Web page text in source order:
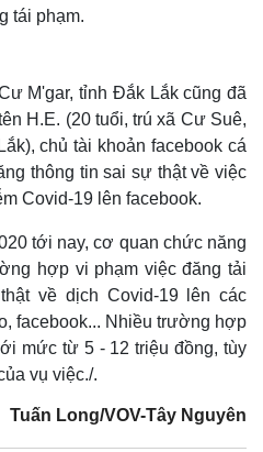
tái phạm.
M'gar, tỉnh Đắk Lắk cũng đã
H.E. (20 tuổi, trú xã Cư Suê,
chủ tài khoản facebook cá
thông tin sai sự thật về việc
Covid-19 lên facebook.
tới nay, cơ quan chức năng
hợp vi phạm việc đăng tải
về dịch Covid-19 lên các
facebook... Nhiều trường hợp
mức từ 5 - 12 triệu đồng, tùy
vụ việc./.
Tuấn Long/VOV-Tây Nguyên